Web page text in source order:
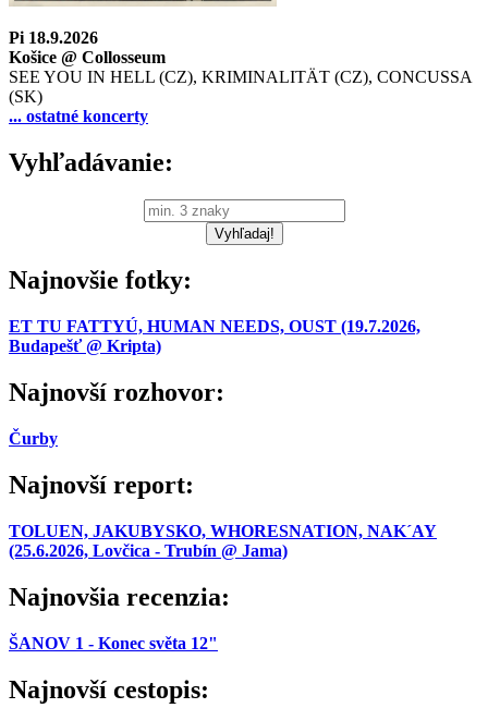
Pi 18.9.2026
Košice @ Collosseum
SEE YOU IN HELL (CZ), KRIMINALITÄT (CZ), CONCUSSA
(SK)
... ostatné koncerty
Vyhľadávanie:
Najnovšie fotky:
ET TU FATTYÚ, HUMAN NEEDS, OUST (19.7.2026,
Budapešť @ Kripta)
Najnovší rozhovor:
Čurby
Najnovší report:
TOLUEN, JAKUBYSKO, WHORESNATION, NAK´AY
(25.6.2026, Lovčica - Trubín @ Jama)
Najnovšia recenzia:
ŠANOV 1 - Konec světa 12"
Najnovší cestopis: